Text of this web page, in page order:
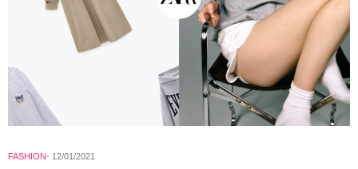
FASHION 12/01/2021